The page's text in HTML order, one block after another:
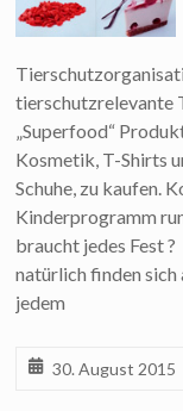
tierschutzrelevante
„Superfood“
Kosmetik, T-Shirts
Schuhe, zu kaufen.
Kinderprogramm
braucht jedes Fest
natürlich finden sich
jedem
30. August 2015